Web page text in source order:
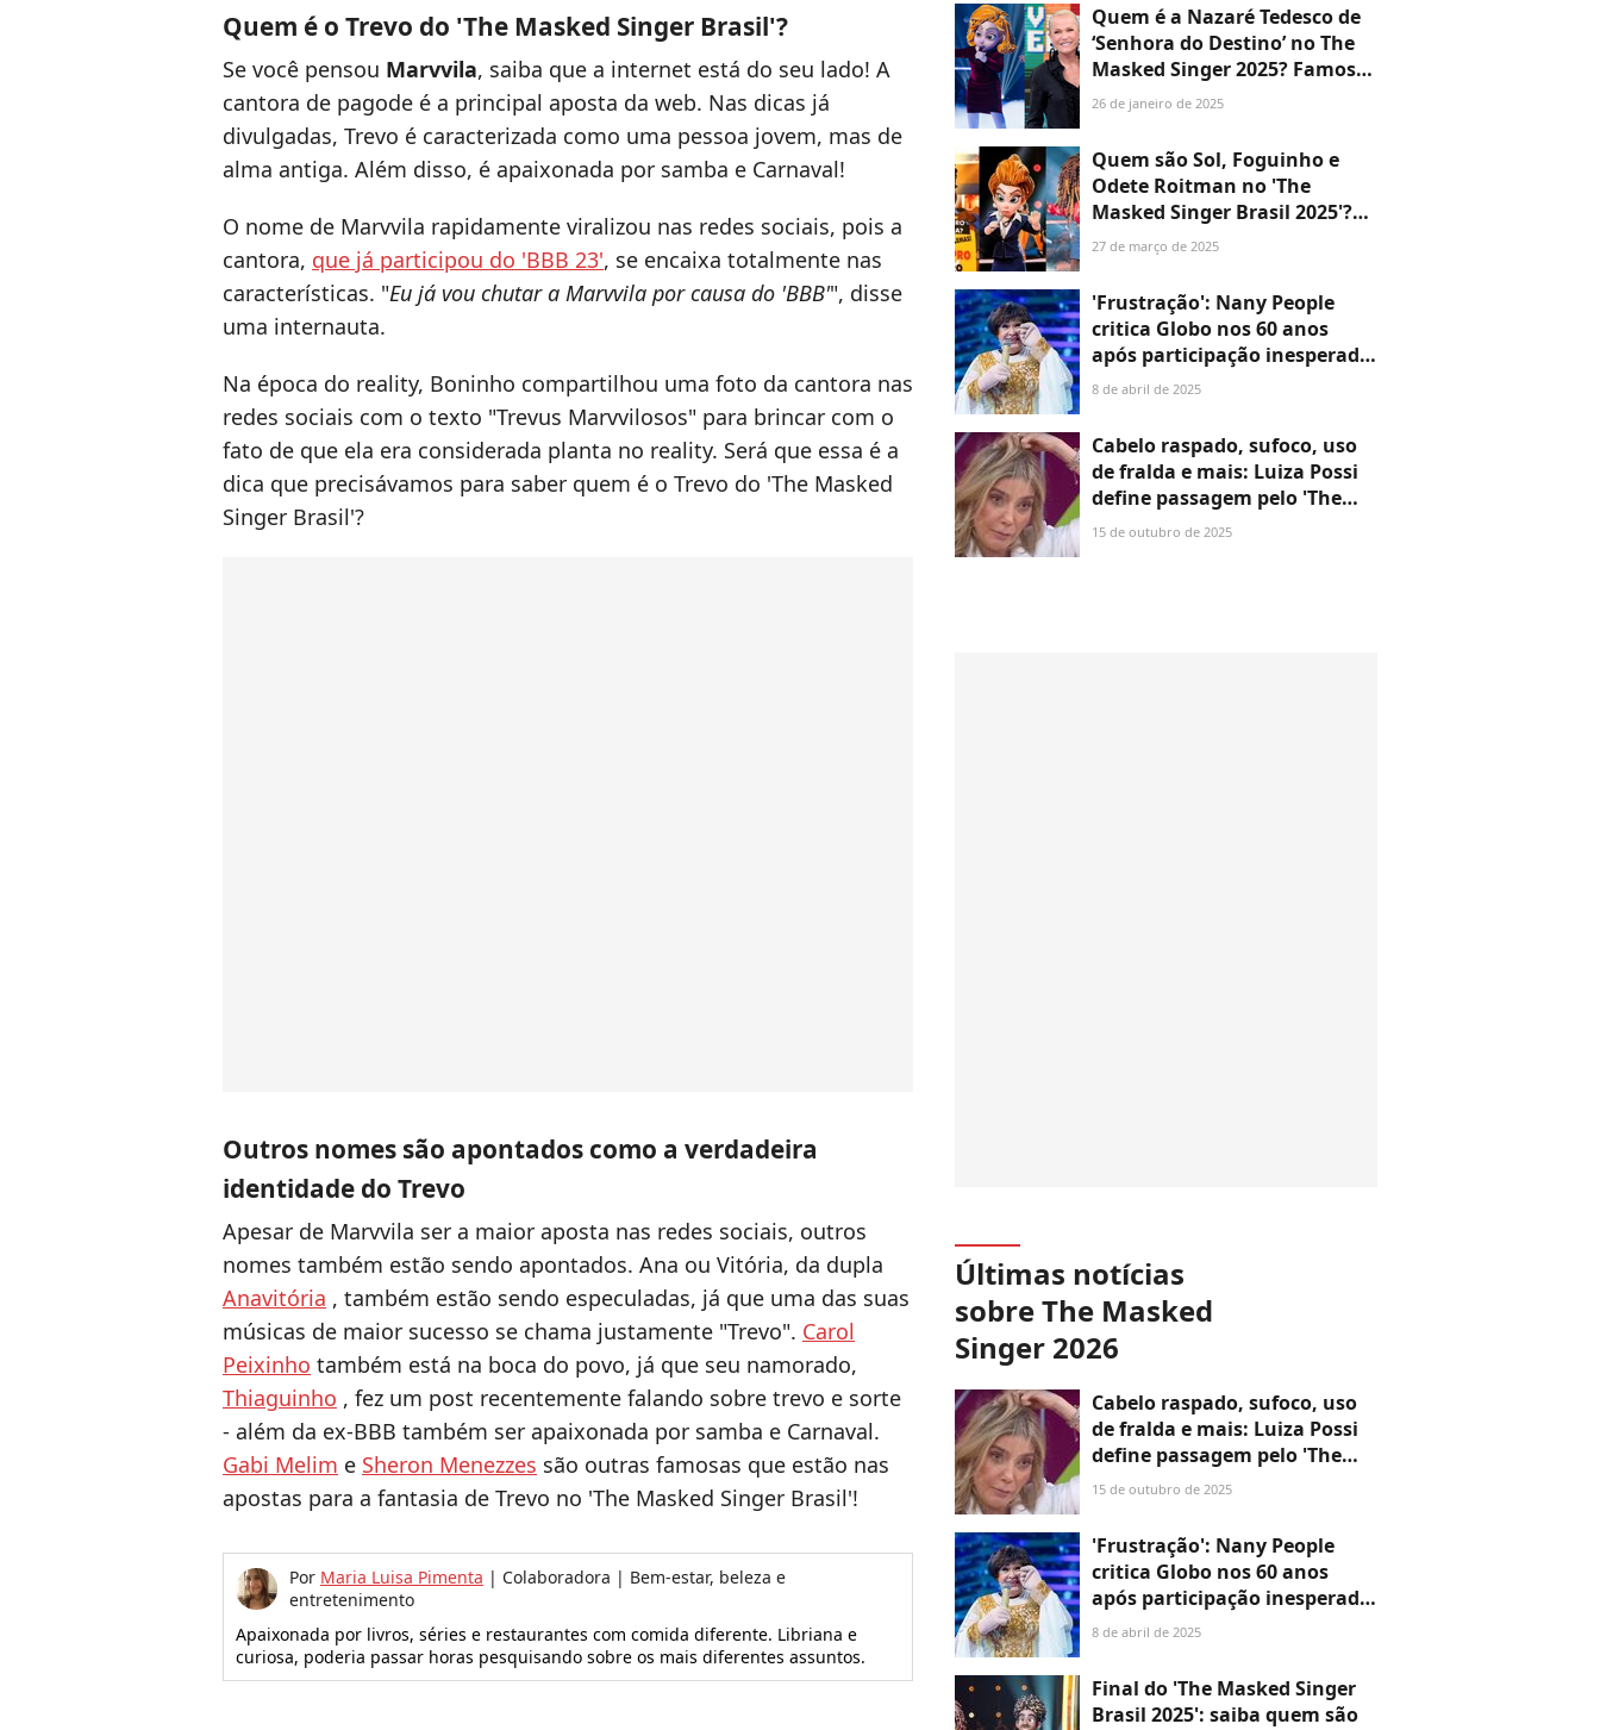
Quem é o Trevo do 'The Masked Singer Brasil'?
Se você pensou Marvvila, saiba que a internet está do seu lado! A
cantora de pagode é a principal aposta da web. Nas dicas já
divulgadas, Trevo é caracterizada como uma pessoa jovem, mas de
alma antiga. Além disso, é apaixonada por samba e Carnaval!
O nome de Marvvila rapidamente viralizou nas redes sociais, pois a
cantora, que já participou do 'BBB 23', se encaixa totalmente nas
características. "Eu já vou chutar a Marvvila por causa do 'BBB'", disse
uma internauta.
Na época do reality, Boninho compartilhou uma foto da cantora nas
redes sociais com o texto "Trevus Marvvilosos" para brincar com o
fato de que ela era considerada planta no reality. Será que essa é a
dica que precisávamos para saber quem é o Trevo do 'The Masked
Singer Brasil'?
Outros nomes são apontados como a verdadeira
identidade do Trevo
Apesar de Marvvila ser a maior aposta nas redes sociais, outros
nomes também estão sendo apontados. Ana ou Vitória, da dupla
Anavitória , também estão sendo especuladas, já que uma das suas
músicas de maior sucesso se chama justamente "Trevo". Carol
Peixinho também está na boca do povo, já que seu namorado,
Thiaguinho , fez um post recentemente falando sobre trevo e sorte
- além da ex-BBB também ser apaixonada por samba e Carnaval.
Gabi Melim e Sheron Menezzes são outras famosas que estão nas
apostas para a fantasia de Trevo no 'The Masked Singer Brasil'!
Por Maria Luisa Pimenta | Colaboradora | Bem-estar, beleza e
entretenimento
Apaixonada por livros, séries e restaurantes com comida diferente. Libriana e
curiosa, poderia passar horas pesquisando sobre os mais diferentes assuntos.
Quem é a Nazaré Tedesco de
‘Senhora do Destino’ no The
Masked Singer 2025? Famosa
apresentadora infantil
participação no programa.
Saiba!
26 de janeiro de 2025
Quem são Sol, Foguinho e
Odete Roitman no 'The
Masked Singer Brasil 2025'?
Descubra quais famosos
da 5ª temporada
27 de março de 2025
'Frustração': Nany People
critica Globo nos 60 anos
após participação inesperada
em The Masked Singer
8 de abril de 2025
Cabelo raspado, sufoco, uso
de fralda e mais: Luiza Possi
define passagem pelo 'The
Masked Singer Brasil', da
15 de outubro de 2025
Últimas notícias
sobre The Masked
Singer 2026
Cabelo raspado, sufoco, uso
de fralda e mais: Luiza Possi
define passagem pelo 'The
Masked Singer Brasil', da
15 de outubro de 2025
'Frustração': Nany People
critica Globo nos 60 anos
após participação inesperada
em The Masked Singer
8 de abril de 2025
Final do 'The Masked Singer
Brasil 2025': saiba quem são